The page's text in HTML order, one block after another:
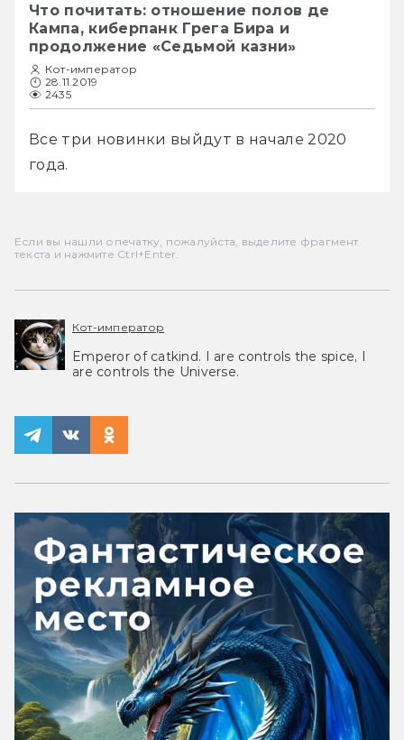
Что почитать: отношение полов де
Кампа, киберпанк Грега Бира и
продолжение «Седьмой казни»
Кот-император
28.11.2019
2435
Все три новинки выйдут в начале 2020
года.
Если вы нашли опечатку, пожалуйста, выделите фрагмент
текста и нажмите Ctrl+Enter.
Кот-император
Emperor of catkind. I are controls the spice, I
are controls the Universe.